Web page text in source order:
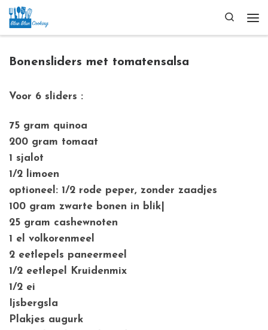
Ga naar inhoud
Search
Bonensliders met tomatensalsa
Voor 6 sliders :
75 gram quinoa
200 gram tomaat
1 sjalot
1/2 limoen
optioneel: 1/2 rode peper, zonder zaadjes
100 gram zwarte bonen in blik|
25 gram cashewnoten
1 el volkorenmeel
2 eetlepels paneermeel
1/2 eetlepel Kruidenmix
1/2 ei
Ijsbergsla
Plakjes augurk